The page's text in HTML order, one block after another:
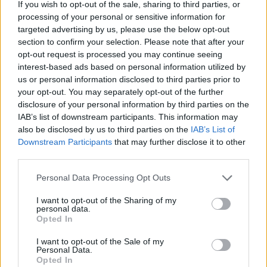
If you wish to opt-out of the sale, sharing to third parties, or
processing of your personal or sensitive information for
targeted advertising by us, please use the below opt-out
section to confirm your selection. Please note that after your
opt-out request is processed you may continue seeing
interest-based ads based on personal information utilized by
us or personal information disclosed to third parties prior to
your opt-out. You may separately opt-out of the further
disclosure of your personal information by third parties on the
IAB’s list of downstream participants. This information may
also be disclosed by us to third parties on the IAB’s List of
Downstream Participants that may further disclose it to other
Personal Data Processing Opt Outs
I want to opt-out of the Sharing of my
personal data.
Opted In
I want to opt-out of the Sale of my
Personal Data.
Opted In
l’opportunità di inserirci in questa iniziativa
perché riguarda direttamente il nostro lavoro
educativo e i valori che promuoviamo
quotidianamente». Fonte: www.uisp.it
SPECIALE UISP–Tutti gli articoli su
VareseNews
Via Confalonieri, 5
Castronno
diagosto